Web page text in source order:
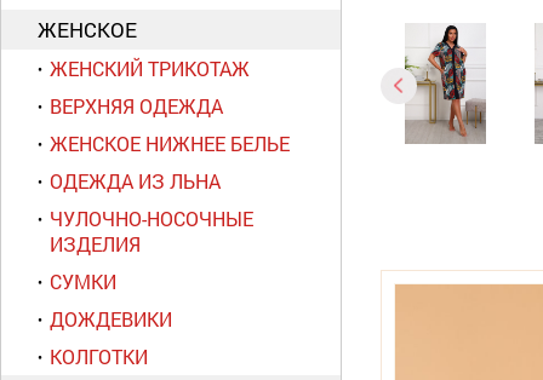
ЖЕНСКОЕ
ЖЕНСКИЙ ТРИКОТАЖ
ВЕРХНЯЯ ОДЕЖДА
ЖЕНСКОЕ НИЖНЕЕ БЕЛЬЕ
ОДЕЖДА ИЗ ЛЬНА
ЧУЛОЧНО-НОСОЧНЫЕ
ИЗДЕЛИЯ
СУМКИ
ДОЖДЕВИКИ
КОЛГОТКИ